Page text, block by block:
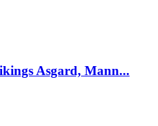
Asgard, Mann...